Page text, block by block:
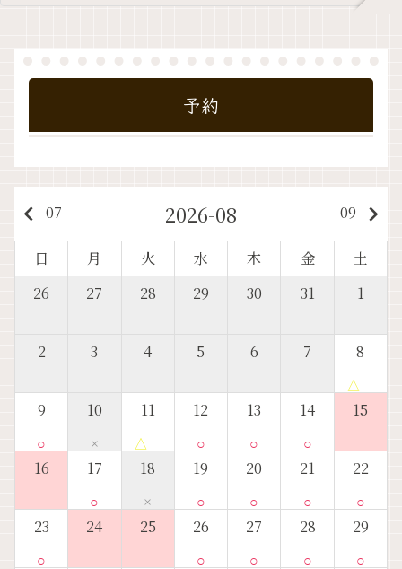
予約
keyboard_arrow_left 07 2026-08 09 keyboard_arrow_right
日 月 火 水 木 金
土
26
27 28 29 30 31 1
2 3 4 5 6 7 8
△
9
○
10
×
11
△
12
○
13
○
14
○
15
16 17
○
18
×
19
○
20
○
21
○
22
○
23
○
24 25 26
○
27
○
28
○
29
○